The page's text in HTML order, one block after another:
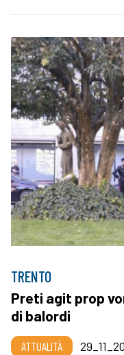
TRENTO
Preti agit prop
di balordi
ATTUALITÀ